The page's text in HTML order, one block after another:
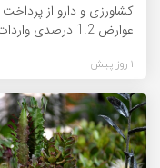
کشاورزی و دارو از پرداخت
عوارض 1.2 درصدی واردات
1 روز پیش